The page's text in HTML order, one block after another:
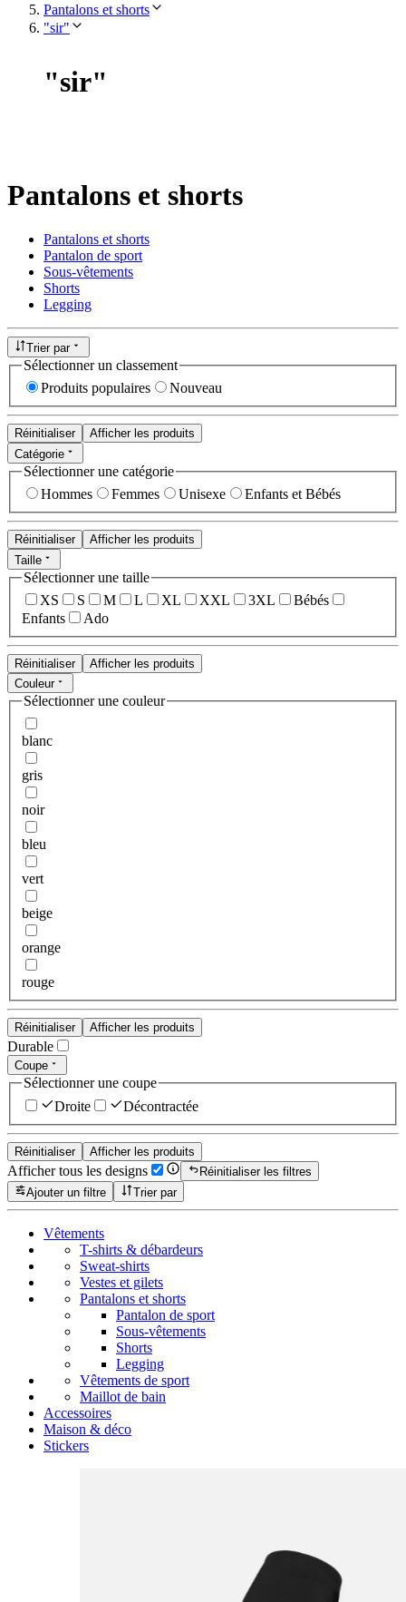
Pantalons et shorts
"sir"
"sir"
Pantalons et shorts
Pantalons et shorts
Pantalon de sport
Sous-vêtements
Shorts
Legging
Trier par
Sélectionner un classement
Produits populaires
Nouveau
Réinitialiser
Afficher les produits
Catégorie
Sélectionner une catégorie
Hommes
Femmes Unisexe Enfants et Bébés
Réinitialiser
Afficher les produits
Taille
Sélectionner une taille
XS
S M L XL XXL 3XL
Bébés
Enfants
Ado
Réinitialiser
Afficher les produits
Couleur
Sélectionner une couleur
blanc
gris
noir
bleu
vert
beige
orange
rouge
Réinitialiser Afficher les produits
Durable
Coupe
Sélectionner une coupe
Droite
Décontractée
Réinitialiser Afficher les produits
Afficher tous les designs
Réinitialiser les filtres
Ajouter un filtre
Trier par
Vêtements
T-shirts & débardeurs
Sweat-shirts
Vestes et gilets
Pantalons et shorts
Pantalon de sport
Sous-vêtements
Shorts
Legging
Vêtements de sport
Maillot de bain
Accessoires
Maison & déco
Stickers